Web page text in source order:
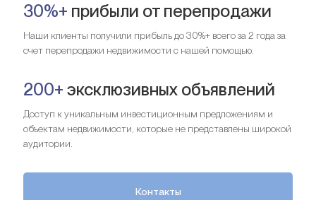
30%+ прибыли от перепродажи
Наши клиенты получили прибыль до 30%+ всего за 2 года за
счет перепродажи недвижимости с нашей помощью.
200+ эксклюзивных объявлений
Доступ к уникальным инвестиционным предложениям и
объектам недвижимости, которые не представлены широкой
аудитории.
Контакты